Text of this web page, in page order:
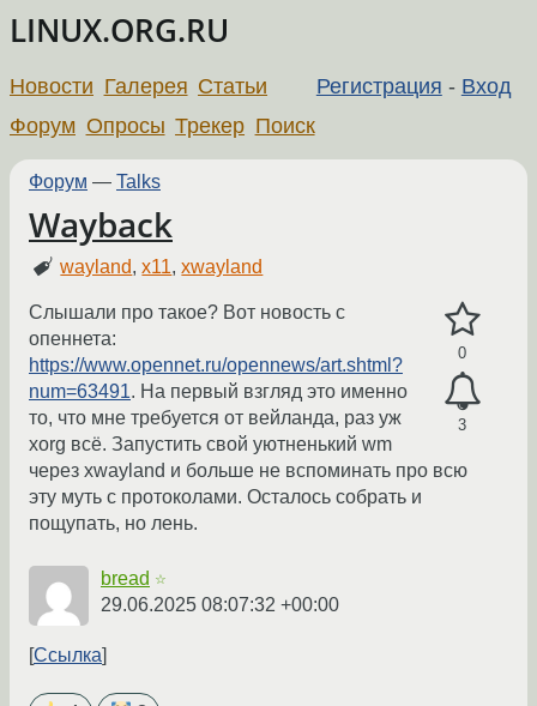
LINUX.ORG.RU
Регистрация - Вход
Новости Галерея Статьи
Форум Опросы Трекер Поиск
Форум — Talks
Wayback
wayland,x11,xwayland
0
3
Слышали про такое? Вот новость с
опеннета:
https://www.opennet.ru/opennews/art.shtml?
num=63491. На первый взгляд это именно
то, что мне требуется от вейланда, раз уж
xorg всё. Запустить свой уютненький wm
через xwayland и больше не вспоминать про всю
эту муть с протоколами. Осталось собрать и
пощупать, но лень.
bread ☆
29.06.2025 08:07:32 +00:00
Ссылка